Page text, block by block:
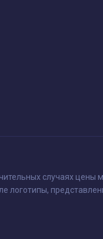
случаях цены
логотипы,